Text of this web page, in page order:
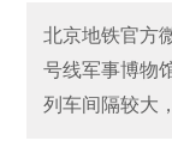
北京地铁官方
号线军事博物
列车间隔较大